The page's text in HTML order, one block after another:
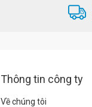
Thông tin công ty
Về chúng tôi